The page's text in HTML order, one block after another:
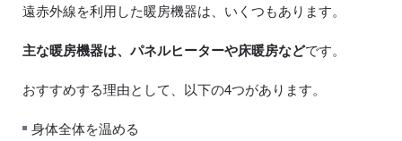
遠赤外線を利用した暖房機器は、いくつもあります。
主な暖房機器は、パネルヒーターや床暖房などです。
おすすめする理由として、以下の4つがあります。
身体全体を温める